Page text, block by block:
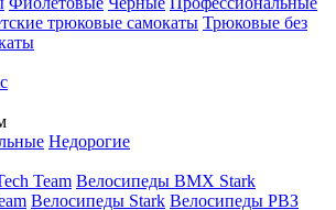
трюковые самокаты Трюковые без
Недорогие
Team Велосипеды BMX Stark
Велосипеды Stark Велосипеды РВЗ